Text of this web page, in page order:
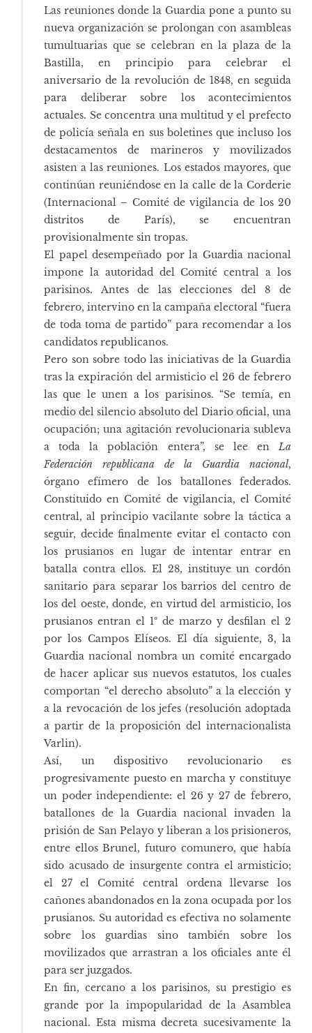
Las reuniones donde la Guardia pone a punto su
nueva organización se prolongan con asambleas
tumultuarias que se celebran en la plaza de la
Bastilla, en principio para celebrar el
aniversario de la revolución de 1848, en seguida
para deliberar sobre los acontecimientos
actuales. Se concentra una multitud y el prefecto
de policía señala en sus boletines que incluso los
destacamentos de marineros y movilizados
asisten a las reuniones. Los estados mayores, que
continúan reuniéndose en la calle de la Corderie
(Internacional – Comité de vigilancia de los 20
distritos de París), se encuentran
provisionalmente sin tropas.
El papel desempeñado por la Guardia nacional
impone la autoridad del Comité central a los
parisinos. Antes de las elecciones del 8 de
febrero, intervino en la campaña electoral “fuera
de toda toma de partido” para recomendar a los
candidatos republicanos.
Pero son sobre todo las iniciativas de la Guardia
tras la expiración del armisticio el 26 de febrero
las que le unen a los parisinos. “Se temía, en
medio del silencio absoluto del Diario oficial, una
ocupación; una agitación revolucionaria subleva
a toda la población entera”, se lee enLa
Federación republicana de la Guardia nacional,
órgano efímero de los batallones federados.
Constituido en Comité de vigilancia, el Comité
central, al principio vacilante sobre la táctica a
seguir, decide finalmente evitar el contacto con
los prusianos en lugar de intentar entrar en
batalla contra ellos. El 28, instituye un cordón
sanitario para separar los barrios del centro de
los del oeste, donde, en virtud del armisticio, los
prusianos entran el 1º de marzo y desfilan el 2
por los Campos Elíseos. El día siguiente, 3, la
Guardia nacional nombra un comité encargado
de hacer aplicar sus nuevos estatutos, los cuales
comportan “el derecho absoluto” a la elección y
a la revocación de los jefes (resolución adoptada
a partir de la proposición del internacionalista
Varlin).
Así, un dispositivo revolucionario es
progresivamente puesto en marcha y constituye
un poder independiente: el 26 y 27 de febrero,
batallones de la Guardia nacional invaden la
prisión de San Pelayo y liberan a los prisioneros,
entre ellos Brunel, futuro comunero, que había
sido acusado de insurgente contra el armisticio;
el 27 el Comité central ordena llevarse los
cañones abandonados en la zona ocupada por los
prusianos. Su autoridad es efectiva no solamente
sobre los guardias sino también sobre los
movilizados que arrastran a los oficiales ante él
para ser juzgados.
En fin, cercano a los parisinos, su prestigio es
grande por la impopularidad de la Asamblea
nacional. Esta misma decreta sucesivamente la